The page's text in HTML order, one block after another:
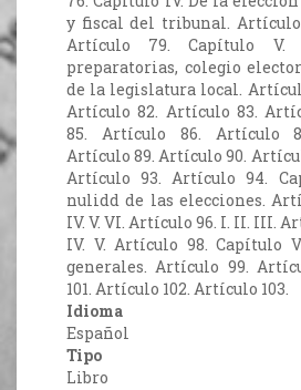
y fiscal del tribunal.
Artículo 79. Capítulo V.
preparatorias, colegio
de la legislatura local.
Artículo 82. Artículo 83.
85. Artículo 86. Artículo
Artículo 89. Artículo 90.
Artículo 93. Artículo 94.
nulidd de las elecciones.
IV. V. VI. Artículo 96. I. II. III.
IV. V. Artículo 98. Capítulo
generales. Artículo 99.
101. Artículo 102. Artículo 103.
Idioma
Español
Tipo
Libro